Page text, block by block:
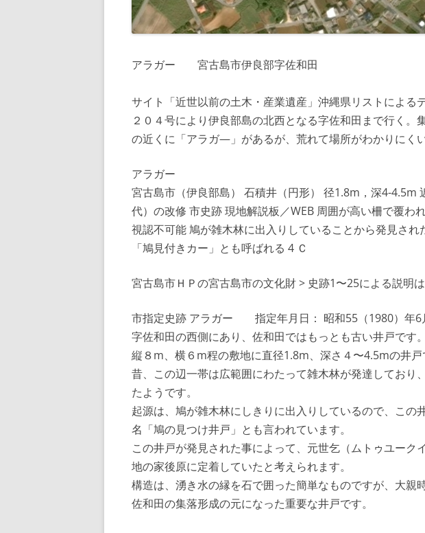
アラガー 宮古島市伊良部字佐和田
サイト「近世以前の土木・産業遺産」沖縄県リストによる
２０４号により伊良部島の北西となる字佐和田まで行く。
の近くに「アラガ—」があるが、荒れて場所がわかりにく
アラガー
宮古島市（伊良部島） 石積井（円形） 径1.8m，深4-
代）の改修 市史跡 現地解説板／WEB 周囲が高い柵で覆わ
視認不可能 鳩が雑木林に出入りしていることから発見され
「鳩見付きカー」とも呼ばれる 4 Ｃ
宮古島市ＨＰの宮古島市の文化財 > 史跡1〜25による説明は
市指定史跡 アラガー 指定年月日： 昭和55（1980）年6
字佐和田の西側にあり、佐和田ではもっとも古い井戸です。
縦８m、横６m程の敷地に直径1.8m、深さ４〜4.5mの井戸
昔、この辺一帯は広範囲にわたって雑木林が発達しており
たようです。
起源は、鳩が雑木林にしきりに出入りしているので、この
名「鳩の見つけ井戸」とも言われています。
この井戸が発見された事によって、元世乞（ムトゥユーク
地の家後原に定着していたと考えられます。
構造は、湧き水の縁を石で囲った簡単なものですが、大親
佐和田の集落形成の元になった重要な井戸です。